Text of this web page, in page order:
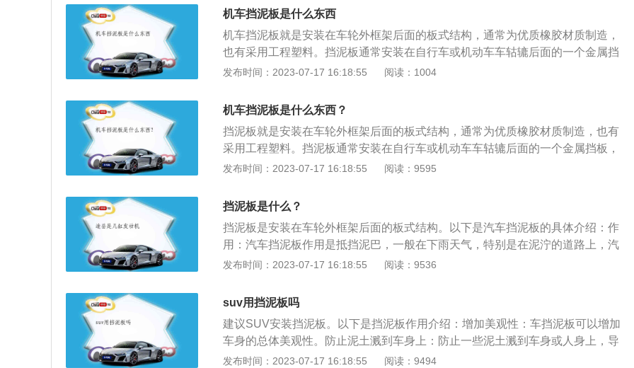
挡泥板破碎，这意味着挡泥板失去了应有的功能，因此挡泥板具有很强的强度和
韧性，尤其在雨天行驶的时候，挡泥板会被一些污水和污垢弄脏，这可能会在一
定程度上腐蚀挡泥板，因此摩托车挡泥板的材料也具有一定的耐腐蚀性。挡泥板
暴露在空气中，大气中的一些物质可能会与挡泥板发生反应，导致挡泥板老化和
腐烂，因此挡泥板也具有一定的抗老化性能。
机车挡泥板是什么东西
机车挡泥板就是安装在车轮外框架后面的板式结构，通常为优质橡胶材质制造，
也有采用工程塑料。挡泥板通常安装在自行车或机动车车轱辘后面的一个金属挡
板，牛皮挡板，塑料挡板，橡胶挡板。汽车挡泥板的作用：1、防止车身或人身
止生锈：可以防止泥土溅到拉杆、球头上导致过早的生锈。3、防止崩掉本车外
漆：轿车容易在轮胎缝内夹带小石子，速度过快容易甩在车身上，崩掉本车外
漆。
发布时间：2023-07-17 16:18:55 阅读：1004
机车挡泥板是什么东西？
挡泥板就是安装在车轮外框架后面的板式结构，通常为优质橡胶材质制造，也有
采用工程塑料。挡泥板通常安装在自行车或机动车车轱辘后面的一个金属挡板，
牛皮挡板，塑料挡板，橡胶挡板。汽车挡泥板的作用：1、防止车身或人身不美
锈：可以防止泥土溅到拉杆、球头上导致过早的生锈。3、防止崩掉本车外漆：
轿车容易在轮胎缝内夹带小石子，速度过快容易甩在车身上，崩掉本车外漆。
发布时间：2023-07-17 16:18:55 阅读：9595
挡泥板是什么？
挡泥板是安装在车轮外框架后面的板式结构。以下是汽车挡泥板的具体介绍：作
用：汽车挡泥板作用是抵挡泥巴，一般在下雨天气，特别是在泥泞的道路上，汽
车轮胎上都会有很多泥巴，有时还会弄到汽车的车身上。当汽车安装挡泥板的时
构，通常为优质橡胶材质制造，也有采用工程塑料。安装效果：挡泥板通常安装
在机动车车轱辘后面的一个金属挡板、牛皮挡板、塑料挡板、橡胶挡板。安装之
后的效果是，挡泥板比车身凸出5cm左右，有效防止飞起的石子以及沙砾打伤车
身的漆面。
发布时间：2023-07-17 16:18:55 阅读：9536
suv用挡泥板吗
建议SUV安装挡泥板。以下是挡泥板作用介绍：增加美观性：车挡泥板可以增加
车身的总体美观性。防止泥土溅到车身上：防止一些泥土溅到车身或人身上，导
致车身或人身不美观。防止泥土溅到拉杆上：可以防止泥土溅到拉杆、球头上导
发布时间：2023-07-17 16:18:55 阅读：9494